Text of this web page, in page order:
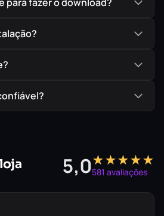
5,0★★★★★
581 avaliações